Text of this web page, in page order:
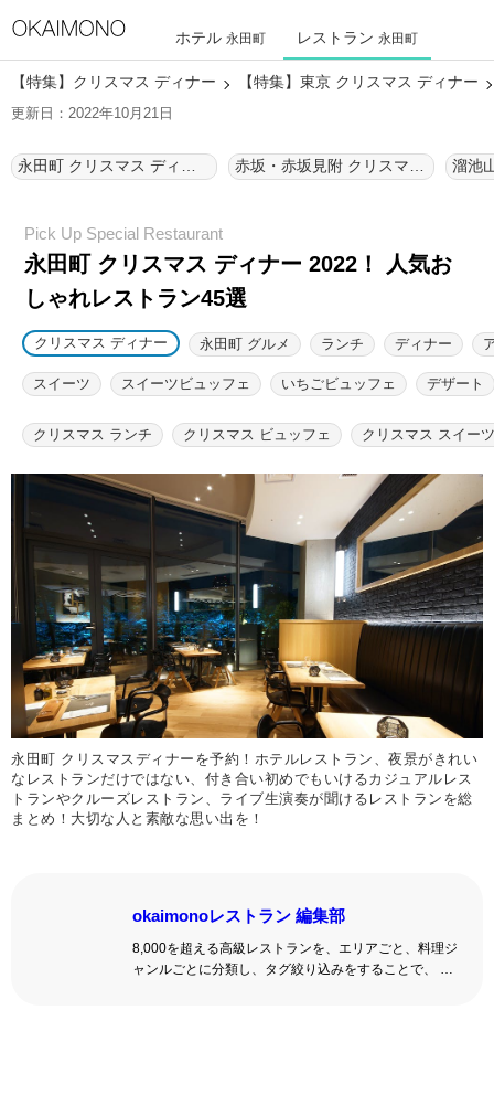
ホテル 永田町 レストラン 永田町
【特集】クリスマス ディナー 【特集】東京 クリスマス ディナー
更新日：2022年10月21日
永田町 クリスマス ディナー 2022！ 人気お
しゃれレストラン45選
クリスマス ディナー 永田町 グルメ ランチ ディナー
スイーツ スイーツビュッフェ いちごビュッフェ デザート
クリスマス ランチ クリスマス ビュッフェ クリスマス スイーツ
永田町 クリスマスディナーを予約！ホテルレストラン、夜景がきれい
なレストランだけではない、付き合い初めでもいけるカジュアルレス
トランやクルーズレストラン、ライブ生演奏が聞けるレストランを総
まとめ！大切な人と素敵な思い出を！
okaimonoレストラン 編集部
8,000を超える高級レストランを、エリアごと、料理ジ
ャンルごとに分類し、タグ絞り込みをすることで、 い